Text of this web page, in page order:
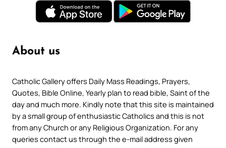
About us
Catholic Gallery offers Daily Mass Readings, Prayers,
Quotes, Bible Online, Yearly plan to read bible, Saint of the
day and much more. Kindly note that this site is maintained
by a small group of enthusiastic Catholics and this is not
from any Church or any Religious Organization. For any
queries contact us through the e-mail address given